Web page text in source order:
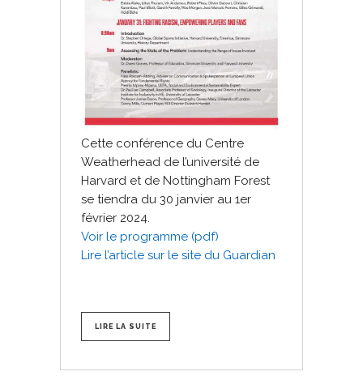
Cette conférence du Centre
Weatherhead de l’université de
Harvard et de Nottingham Forest
se tiendra du 30 janvier au 1er
février 2024.
Voir le programme (pdf)
Lire l’article sur le site du Guardian
LIRE LA SUITE